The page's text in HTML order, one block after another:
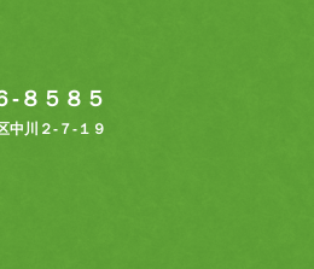
-８５８５
中川２-７-１９